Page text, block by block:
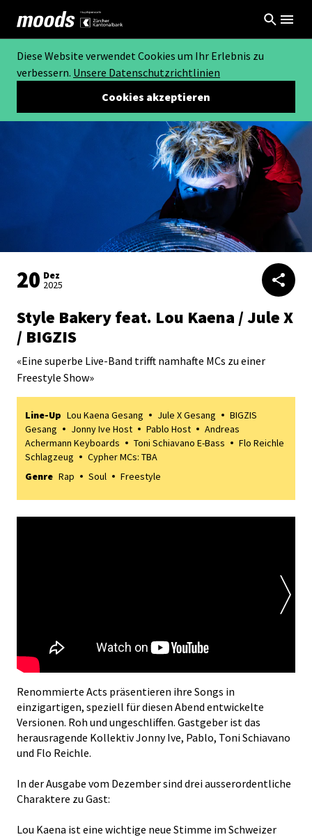
Diese Website verwendet Cookies um Ihr Erlebnis zu
verbessern. Unsere Datenschutzrichtlinien
Cookies akzeptieren
20 Dez
2025
Style Bakery feat. Lou Kaena / Jule X
/ BIGZIS
«Eine superbe Live-Band trifft namhafte MCs zu einer
Freestyle Show»
Line-Up Lou Kaena Gesang Jule X Gesang
BIGZIS
Gesang
Jonny Ive Host Pablo Host
Andreas
Achermann Keyboards
Toni Schiavano E-Bass
Flo Reichle
Schlagzeug
Cypher MCs: TBA
Genre Rap Soul Freestyle
Renommierte Acts präsentieren ihre Songs in
einzigartigen, speziell für diesen Abend entwickelte
Versionen. Roh und ungeschliffen. Gastgeber ist das
herausragende Kollektiv Jonny Ive, Pablo, Toni Schiavano
und Flo Reichle.
In der Ausgabe vom Dezember sind drei ausserordentliche
Charaktere zu Gast:
Lou Kaena ist eine wichtige neue Stimme im Schweizer